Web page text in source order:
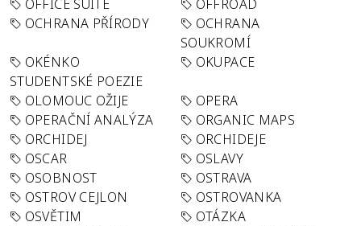
OFFICE SUITE
OFFROAD
OCHRANA PŘÍRODY
OCHRANA
SOUKROMÍ
OKÉNKO
STUDENTSKÉ POEZIE
OKUPACE
OLOMOUC OŽIJE
OPERA
OPERAČNÍ ANALÝZA
ORGANIC MAPS
ORCHIDEJ
ORCHIDEJE
OSCAR
OSLAVY
OSOBNOST
OSTRAVA
OSTROV CEJLON
OSTROVANKA
OSVĚTIM
OTÁZKA